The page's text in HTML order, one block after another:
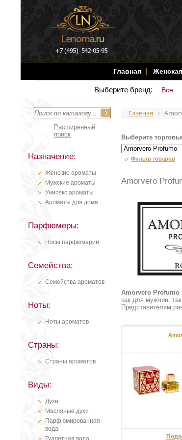
Главная
Выберите бренд: Все
Расширенный
поиск
Назначение:
Женские ароматы
Мужские ароматы
Унисекс ароматы
Ароматы для дома
Парфюмеры:
Носы парфюмерии
Семейства:
Семейства ароматов
Ноты:
Ноты ароматов
Страны:
Страны ароматов
Виды:
Духи
Масляные духи
Парфюмированная
вода
Туалетная вода
Главная
Выберите
Фильтр товаров
Amorvero
Amorvero Profumo
как для мужчин,
Представителям
переполнены